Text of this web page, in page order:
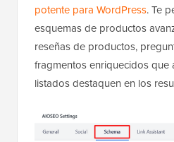
potente para WordPress. Te
esquemas de productos
reseñas de productos,
fragmentos enriquecidos que
listados destaquen en los